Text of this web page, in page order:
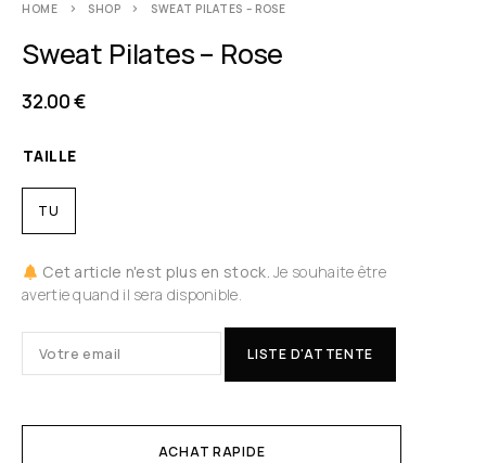
HOME SHOP SWEAT PILATES – ROSE
Sweat Pilates – Rose
32.00€
TAILLE
TU
Cet article n'est plus en stock. Je souhaite être
avertie quand il sera disponible.
LISTE D'ATTENTE
ACHAT RAPIDE